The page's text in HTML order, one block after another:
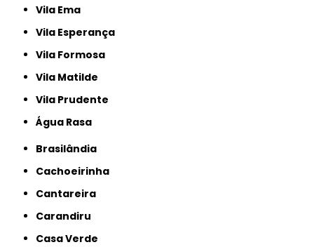
Vila Ema
Vila Esperança
Vila Formosa
Vila Matilde
Vila Prudente
Água Rasa
Brasilândia
Cachoeirinha
Cantareira
Carandiru
Casa Verde